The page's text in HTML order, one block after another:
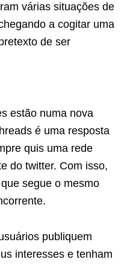
várias situações de
a cogitar uma
de ser
estão numa nova
é uma resposta
quis uma rede
do twitter. Com isso,
segue o mesmo
publiquem
interesses e tenham